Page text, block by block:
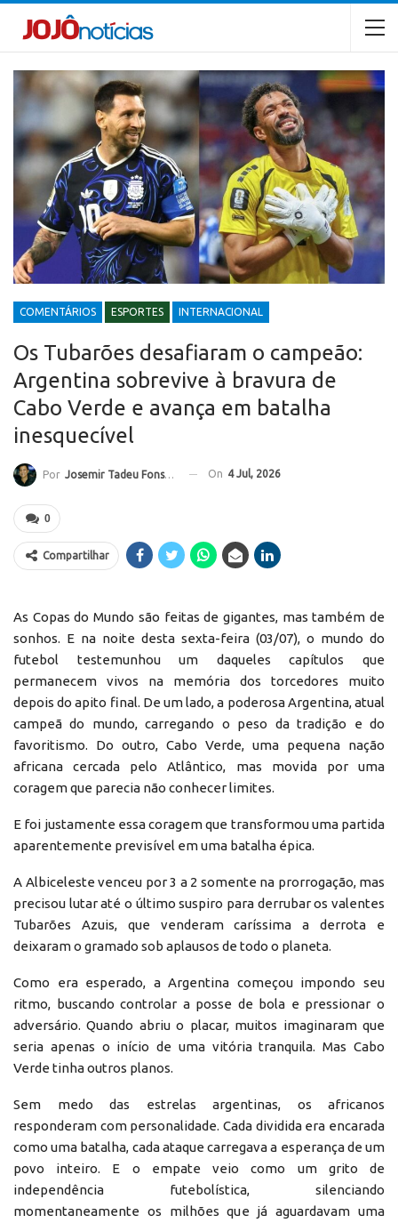
COMENTÁRIOS ESPORTES INTERNACIONAL
Os Tubarões desafiaram o campeão:
Argentina sobrevive à bravura de
Cabo Verde e avança em batalha
inesquecível
Por Josemir Tadeu Fonseca On 4 Jul, 2026
0
Compartilhar
As Copas do Mundo são feitas de gigantes, mas também de
sonhos. E na noite desta sexta-feira (03/07), o mundo do
futebol testemunhou um daqueles capítulos que
permanecem vivos na memória dos torcedores muito
depois do apito final. De um lado, a poderosa Argentina, atual
campeã do mundo, carregando o peso da tradição e do
favoritismo. Do outro, Cabo Verde, uma pequena nação
africana cercada pelo Atlântico, mas movida por uma
coragem que parecia não conhecer limites.
E foi justamente essa coragem que transformou uma partida
aparentemente previsível em uma batalha épica.
A Albiceleste venceu por 3 a 2 somente na prorrogação, mas
precisou lutar até o último suspiro para derrubar os valentes
Tubarões Azuis, que venderam caríssima a derrota e
deixaram o gramado sob aplausos de todo o planeta.
Como era esperado, a Argentina começou impondo seu
ritmo, buscando controlar a posse de bola e pressionar o
adversário. Quando abriu o placar, muitos imaginaram que
seria apenas o início de uma vitória tranquila. Mas Cabo
Verde tinha outros planos.
Sem medo das estrelas argentinas, os africanos
responderam com personalidade. Cada dividida era encarada
como uma batalha, cada ataque carregava a esperança de um
povo inteiro. E o empate veio como um grito de
independência futebolística, silenciando
momentaneamente os milhões que já aguardavam uma